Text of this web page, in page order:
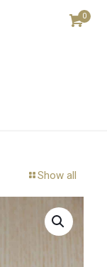
0
Show all